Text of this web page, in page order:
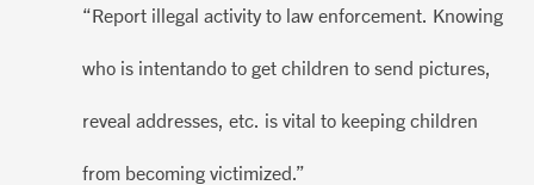
“Report illegal activity to law enforcement. Knowing
who is intentando to get children to send pictures,
reveal addresses, etc. is vital to keeping children
from becoming victimized.”